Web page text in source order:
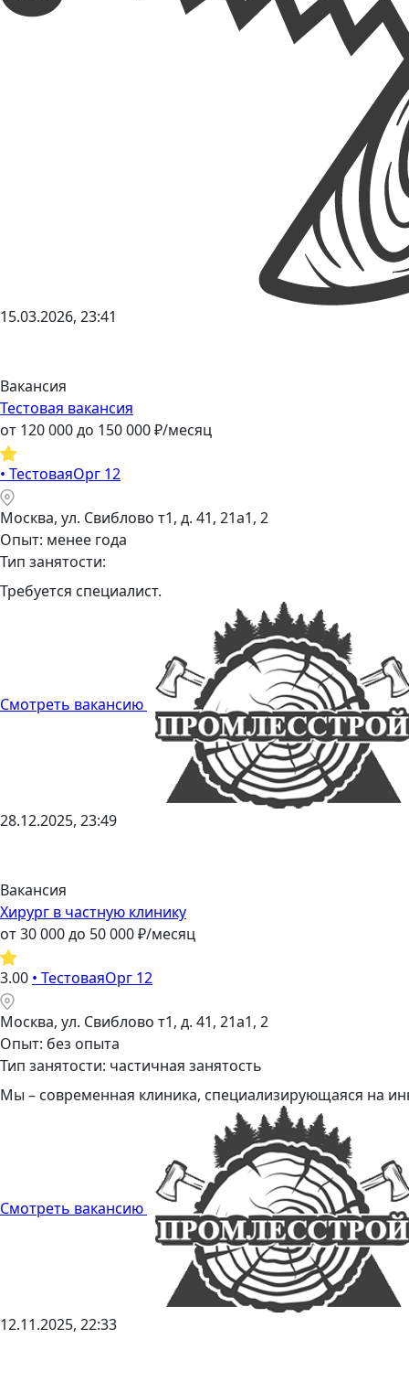
15.03.2026, 23:41
Вакансия
Тестовая вакансия
от 120 000до 150 000₽/месяц
• ТестоваяОрг 12
Москва, ул. Свиблово т1, д. 41, 21а1, 2
Опыт: менее года
Тип занятости:
Требуется специалист.
Смотреть вакансию
28.12.2025, 23:49
Вакансия
Хирург в частную клинику
от30 000до 50 000₽/месяц
3.00 • ТестоваяОрг 12
Москва, ул. Свиблово т1, д. 41, 21а1, 2
Опыт: без опыта
Тип занятости: частичная занятость
Мы – современная клиника, специализирующаяся на
Смотреть вакансию
12.11.2025, 22:33